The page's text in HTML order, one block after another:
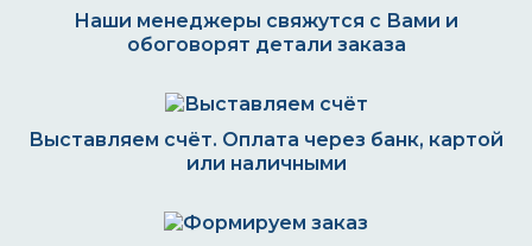
Наши менеджеры свяжутся с Вами и
обоговорят детали заказа
Выставляем счёт. Оплата через банк, картой
или наличными